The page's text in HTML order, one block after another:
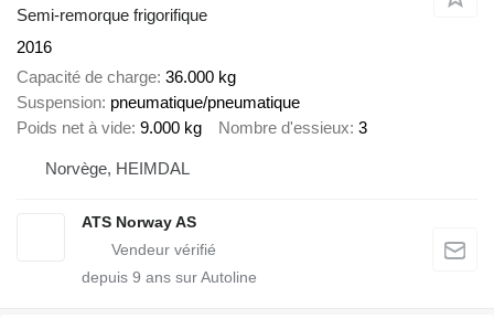
Semi-remorque frigorifique
2016
Capacité de charge 36.000 kg
Suspension pneumatique/pneumatique
Poids net à vide 9.000 kg Nombre d'essieux 3
Norvège, HEIMDAL
ATS Norway AS
depuis 9 ans sur Autoline